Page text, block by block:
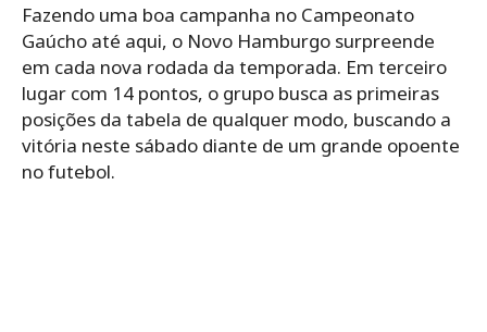
Fazendo uma boa campanha no Campeonato
Gaúcho até aqui, o Novo Hamburgo surpreende
em cada nova rodada da temporada. Em terceiro
lugar com 14 pontos, o grupo busca as primeiras
posições da tabela de qualquer modo, buscando a
vitória neste sábado diante de um grande opoente
no futebol.